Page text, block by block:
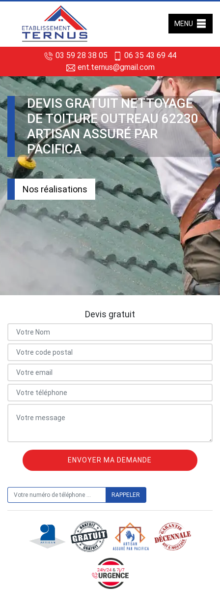
03 59 28 38 05
06 35 43 69 44
ent.ternus@gmail.com
MENU
DEVIS GRATUIT NETTOYAGE
DE TOITURE OUTREAU 62230
ARTISAN ASSURÉ PAR
PACIFICA
Nos réalisations
Devis gratuit